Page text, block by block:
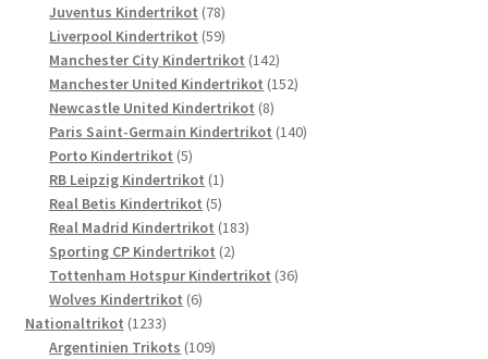
Produkte
Juventus Kindertrikot 7878
Produkte
Liverpool Kindertrikot 5959
Produkte
Manchester City Kindertrikot 142142
Produkte
Manchester United Kindertrikot 152152
Newcastle United Kindertrikot 88
Produkte
Paris Saint-Germain Kindertrikot 140140
Porto Kindertrikot 55
Produkte
RB Leipzig Kindertrikot 11
Produkt
Real Betis Kindertrikot 55
Produkte
Real Madrid Kindertrikot 183183
Sporting CP Kindertrikot 22
Produkte
Tottenham Hotspur Kindertrikot 3636
Wolves Kindertrikot 66
Nationaltrikot 12331233
Produkte
Argentinien Trikots 109109